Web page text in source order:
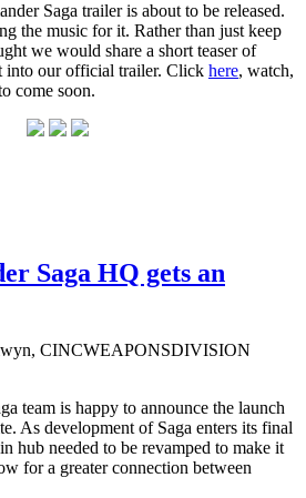
Saga trailer is about to be released.
the music for it. Rather than just keep
we would share a short teaser of
into our official trailer. Click here, watch,
come soon.
Saga HQ gets an
CINCWEAPONSDIVISION
team is happy to announce the launch
As development of Saga enters its final
hub needed to be revamped to make it
for a greater connection between